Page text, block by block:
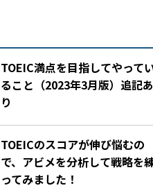
TOEIC満点を目指してやって
ること（2023年3月版）追記あ
り
TOEICのスコアが伸び悩むの
で、アビメを分析して戦略を
ってみました！